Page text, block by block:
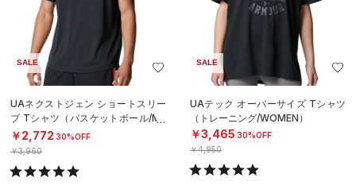
SALE
UAネクストジェン ショートスリー
ブ Tシャツ（バスケットボール/ME
N）
￥2,772 30%OFF
￥3,960
SALE
UAテック オーバーサイズ Tシャツ
（トレーニング/WOMEN）
￥3,465 30%OFF
￥4,950